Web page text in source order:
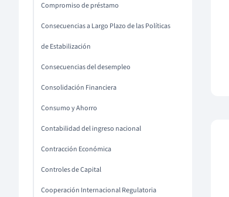
Compromiso de préstamo
Consecuencias a Largo Plazo de las Políticas
de Estabilización
Consecuencias del desempleo
Consolidación Financiera
Consumo y Ahorro
Contabilidad del ingreso nacional
Contracción Económica
Controles de Capital
Cooperación Internacional Regulatoria